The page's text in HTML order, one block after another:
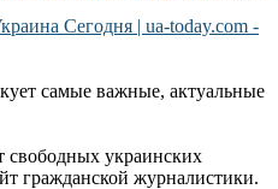
самые важные, актуальные
свободных украинских
гражданской журналистики.